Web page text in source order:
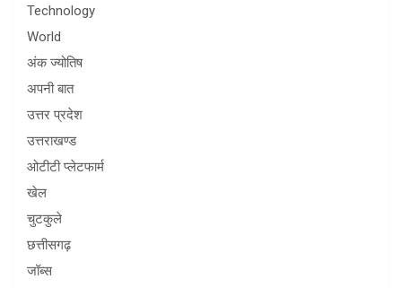
Technology
World
अंक ज्योतिष
अपनी बात
उत्तर प्रदेश
उत्तराखण्ड
ओटीटी प्लेटफार्म
खेल
चुटकुले
छत्तीसगढ़
जॉब्स